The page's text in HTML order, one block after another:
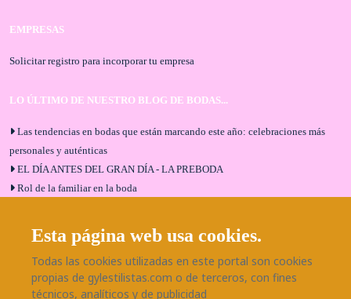
EMPRESAS
Solicitar registro para incorporar tu empresa
LO ÚLTIMO DE NUESTRO BLOG DE BODAS...
Las tendencias en bodas que están marcando este año: celebraciones más
personales y auténticas
EL DÍA ANTES DEL GRAN DÍA - LA PREBODA
Rol de la familiar en la boda
Bodas en Alhaurín de la Torre: entrevista exclusiva con Bodaeventos
Málaga
¿Cómo será tu boda?
Blog de bodas
Esta página web usa cookies.
Todas las cookies utilizadas en este portal son cookies
propias de gylestilistas.com o de terceros, con fines
técnicos, analíticos y de publicidad